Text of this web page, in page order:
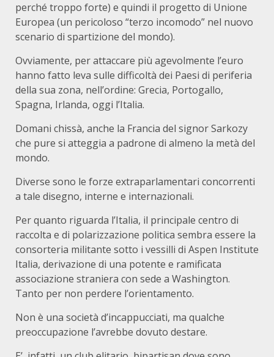
perché troppo forte) e quindi il progetto di Unione
Europea (un pericoloso “terzo incomodo” nel nuovo
scenario di spartizione del mondo).
Ovviamente, per attaccare più agevolmente l’euro
hanno fatto leva sulle difficoltà dei Paesi di periferia
della sua zona, nell’ordine: Grecia, Portogallo,
Spagna, Irlanda, oggi l’Italia.
Domani chissà, anche la Francia del signor Sarkozy
che pure si atteggia a padrone di almeno la metà del
mondo.
Diverse sono le forze extraparlamentari concorrenti
a tale disegno, interne e internazionali.
Per quanto riguarda l’Italia, il principale centro di
raccolta e di polarizzazione politica sembra essere la
consorteria militante sotto i vessilli di Aspen Institute
Italia, derivazione di una potente e ramificata
associazione straniera con sede a Washington.
Tanto per non perdere l’orientamento.
Non è una società d’incappucciati, ma qualche
preoccupazione l’avrebbe dovuto destare.